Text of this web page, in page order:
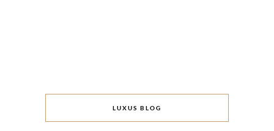
LUXUS BLOG